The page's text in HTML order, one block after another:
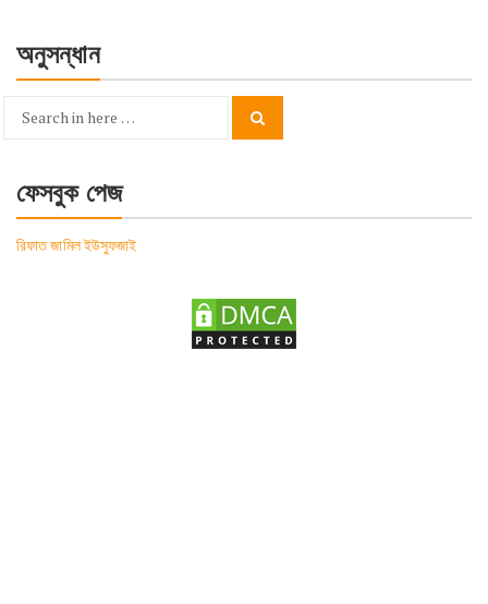
অনুসন্ধান
Search
ফেসবুক পেজ
রিফাত জামিল ইউসুফজাই